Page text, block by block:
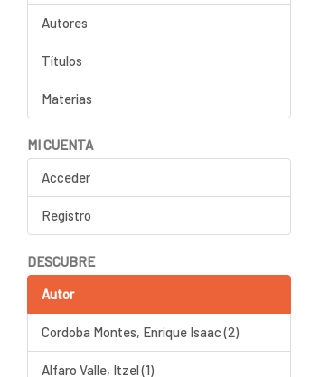
Autores
Títulos
Materias
MI CUENTA
Acceder
Registro
DESCUBRE
Autor
Cordoba Montes, Enrique Isaac (2)
Alfaro Valle, Itzel (1)